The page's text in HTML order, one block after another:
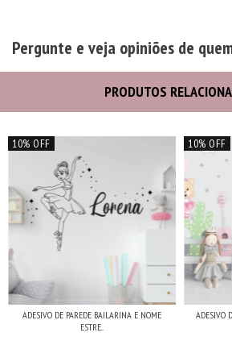
Pergunte e veja opiniões de
PRODUTOS
10% OFF
ADESIVO DE PAREDE BAILARINA E NOME
ESTRE...
10% OFF
ADESIVO